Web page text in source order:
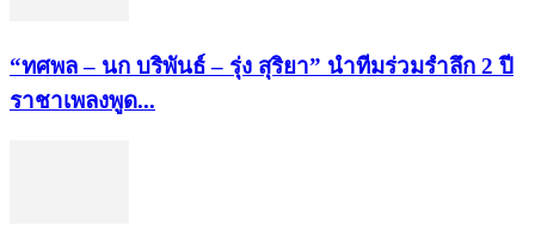
“ทศพล – นก บริพันธ์ – รุ่ง สุริยา” นำทีมร่วมรำลึก 2 ปี
ราชาเพลงพูด...